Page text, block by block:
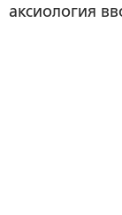
аксиология